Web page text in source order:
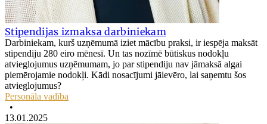
Stipendijas izmaksa darbiniekam
Darbiniekam, kurš uzņēmumā iziet mācību praksi, ir iespēja maksāt
stipendiju 280 eiro mēnesī. Un tas nozīmē būtiskus nodokļu
atvieglojumus uzņēmumam, jo par stipendiju nav jāmaksā algai
piemērojamie nodokļi. Kādi nosacījumi jāievēro, lai saņemtu šos
atvieglojumus?
Personāla vadība
•
13.01.2025